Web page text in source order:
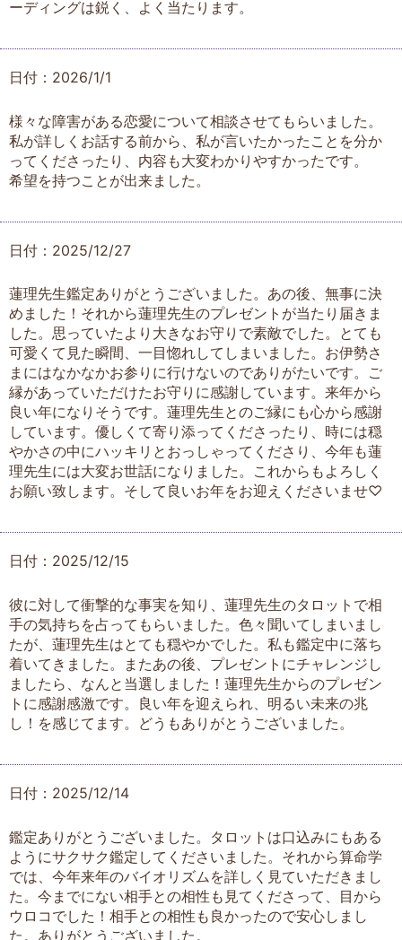
ーディングは鋭く、よく当たります。
日付：2026/1/1
様々な障害がある恋愛について相談させてもらいました。
私が詳しくお話する前から、私が言いたかったことを分か
ってくださったり、内容も大変わかりやすかったです。
希望を持つことが出来ました。
日付：2025/12/27
蓮理先生鑑定ありがとうございました。あの後、無事に決
めました！それから蓮理先生のプレゼントが当たり届きま
した。思っていたより大きなお守りで素敵でした。とても
可愛くて見た瞬間、一目惚れしてしまいました。お伊勢さ
まにはなかなかお参りに行けないのでありがたいです。ご
縁があっていただけたお守りに感謝しています。来年から
良い年になりそうです。蓮理先生とのご縁にも心から感謝
しています。優しくて寄り添ってくださったり、時には穏
やかさの中にハッキリとおっしゃってくださり、今年も蓮
理先生には大変お世話になりました。これからもよろしく
お願い致します。そして良いお年をお迎えくださいませ♡
日付：2025/12/15
彼に対して衝撃的な事実を知り、蓮理先生のタロットで相
手の気持ちを占ってもらいました。色々聞いてしまいまし
たが、蓮理先生はとても穏やかでした。私も鑑定中に落ち
着いてきました。またあの後、プレゼントにチャレンジし
ましたら、なんと当選しました！蓮理先生からのプレゼン
トに感謝感激です。良い年を迎えられ、明るい未来の兆
し！を感じてます。どうもありがとうございました。
日付：2025/12/14
鑑定ありがとうございました。タロットは口込みにもある
ようにサクサク鑑定してくださいました。それから算命学
では、今年来年のバイオリズムを詳しく見ていただきまし
た。今までにない相手との相性も見てくださって、目から
ウロコでした！相手との相性も良かったので安心しまし
た。ありがとうございました。